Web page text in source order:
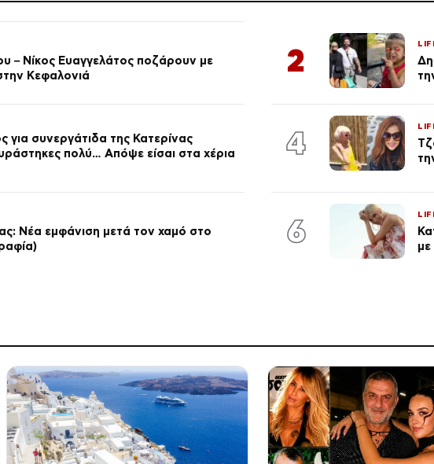
– Νίκος Ευαγγελάτος ποζάρουν με
Κεφαλονιά
2
για συνεργάτιδα της Κατερίνας
πολύ… Απόψε είσαι στα χέρια
4
Νέα εμφάνιση μετά τον χαμό στο
6